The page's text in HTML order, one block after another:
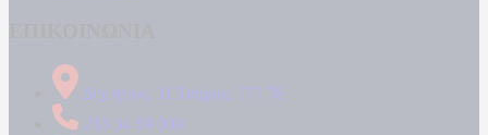
Δήμητρος 31 Ταύρος, 177 78
210 34 89 000